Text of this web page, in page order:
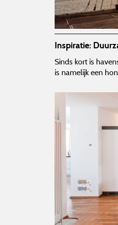
Inspiratie:
Sinds kort is
is namelijk een